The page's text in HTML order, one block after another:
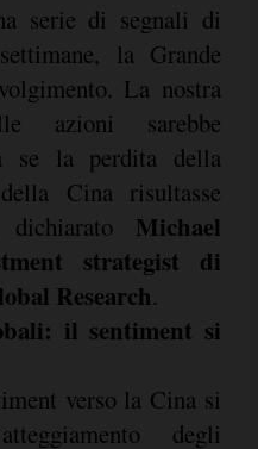
serie di segnali di
la Grande
La nostra
azioni sarebbe
se la perdita della
Cina risultasse
dichiarato Michael
strategist di
Research.
il sentiment si
verso la Cina si
degli